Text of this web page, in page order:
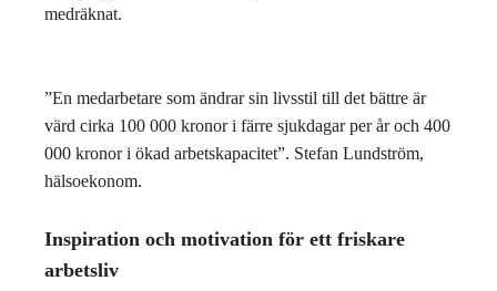
medräknat.
”En medarbetare som ändrar sin livsstil till det bättre är
värd cirka 100 000 kronor i färre sjukdagar per år och 400
000 kronor i ökad arbetskapacitet”. Stefan Lundström,
hälsoekonom.
Inspiration och motivation för ett friskare
arbetsliv